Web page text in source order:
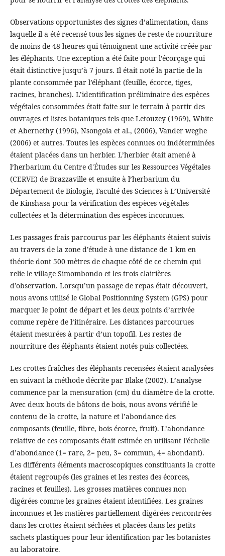
Observations opportunistes des signes d’alimentation, dans
laquelle il a été recensé tous les signes de reste de nourriture
de moins de 48 heures qui témoignent une activité créée par
les éléphants. Une exception a été faite pour l’écorçage qui
était distinctive jusqu’à 7 jours. Il était noté la partie de la
plante consommée par l’éléphant (feuille, écorce, tiges,
racines, branches). L’identification préliminaire des espèces
végétales consommées était faite sur le terrain à partir des
ouvrages et listes botaniques tels que Letouzey (1969), White
et Abernethy (1996), Nsongola et al., (2006), Vander weghe
(2006) et autres. Toutes les espèces connues ou indéterminées
étaient placées dans un herbier. L’herbier était amené à
l’herbarium du Centre d'Études sur les Ressources Végétales
(CERVE) de Brazzaville et ensuite à l’herbarium du
Département de Biologie, Faculté des Sciences à L’Université
de Kinshasa pour la vérification des espèces végétales
collectées et la détermination des espèces inconnues.
Les passages frais parcourus par les éléphants étaient suivis
au travers de la zone d’étude à une distance de 1 km en
théorie dont 500 mètres de chaque côté de ce chemin qui
relie le village Simombondo et les trois clairières
d’observation. Lorsqu’un passage de repas était découvert,
nous avons utilisé le Global Positionning System (GPS) pour
marquer le point de départ et les deux points d’arrivée
comme repère de l’itinéraire. Les distances parcourues
étaient mesurées à partir d’un topofil. Les restes de
nourriture des éléphants étaient notés puis collectées.
Les crottes fraîches des éléphants recensées étaient analysées
en suivant la méthode décrite par Blake (2002). L’analyse
commence par la mensuration (cm) du diamètre de la crotte.
Avec deux bouts de bâtons de bois, nous avons vérifié le
contenu de la crotte, la nature et l’abondance des
composants (feuille, fibre, bois écorce, fruit). L’abondance
relative de ces composants était estimée en utilisant l’échelle
d’abondance (1= rare, 2= peu, 3= commun, 4= abondant).
Les différents éléments macroscopiques constituants la crotte
étaient regroupés (les graines et les restes des écorces,
racines et feuilles). Les grosses matières connues non
digérées comme les graines étaient identifiées. Les graines
inconnues et les matières partiellement digérées rencontrées
dans les crottes étaient séchées et placées dans les petits
sachets plastiques pour leur identification par les botanistes
au laboratoire.